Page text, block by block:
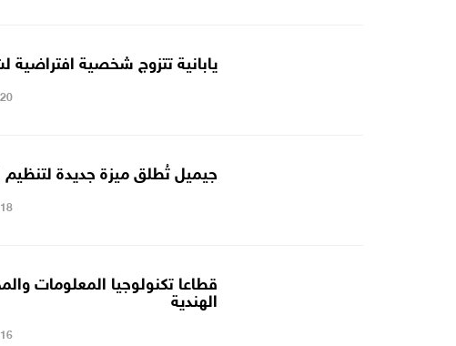
يابانية تتزوج شخصية
جيميل تُطلق ميزة جديدة لتنظيم
قطاعا تكنولوجيا المعلومات
الهندية